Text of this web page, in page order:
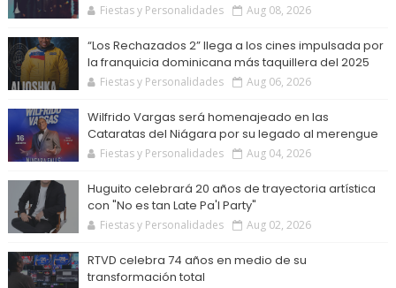
Fiestas y Personalidades Aug 08, 2026
“Los Rechazados 2” llega a los cines impulsada por
la franquicia dominicana más taquillera del 2025
Fiestas y Personalidades Aug 06, 2026
Wilfrido Vargas será homenajeado en las
Cataratas del Niágara por su legado al merengue
Fiestas y Personalidades Aug 04, 2026
Huguito celebrará 20 años de trayectoria artística
con "No es tan Late Pa'l Party"
Fiestas y Personalidades Aug 02, 2026
RTVD celebra 74 años en medio de su
transformación total